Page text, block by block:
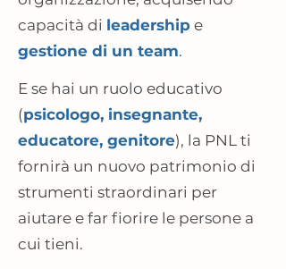
capacità di leadership e
gestione di un team.
E se hai un ruolo educativo
(psicologo, insegnante,
educatore, genitore), la PNL ti
fornirà un nuovo patrimonio di
strumenti straordinari per
aiutare e far fiorire le persone a
cui tieni.